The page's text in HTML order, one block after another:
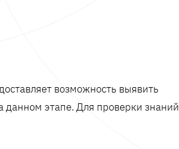
возможность выявить
данном этапе. Для проверки знаний